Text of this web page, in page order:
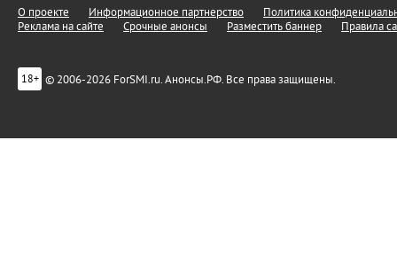
О проекте Информационное партнерство
Политика
Реклама на сайте
Срочные анонсы Разместить баннер Правила
18+ © 2006-2026 ForSMI.ru. Анонсы.РФ. Все права защищены.